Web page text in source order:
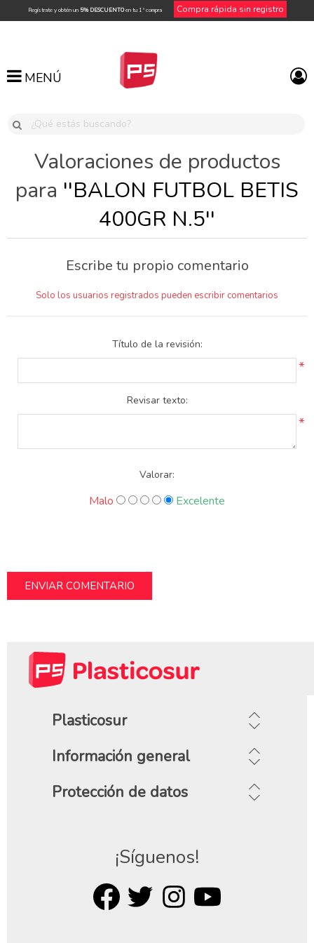
Regístrate y obtén un 5% DESCUENTOen tu 1ª compra Compra rápida sin registro
MENÚ
MENÚ
Valoraciones de productos
para
BALON FUTBOL BETIS
400GR N.5
Escribe tu propio comentario
Solo los usuarios registrados pueden escribir comentarios
Título de la revisión:
*
Revisar texto:
*
Valorar:
Malo Excelente
Plasticosur
Información general
Protección de datos
¡Síguenos!